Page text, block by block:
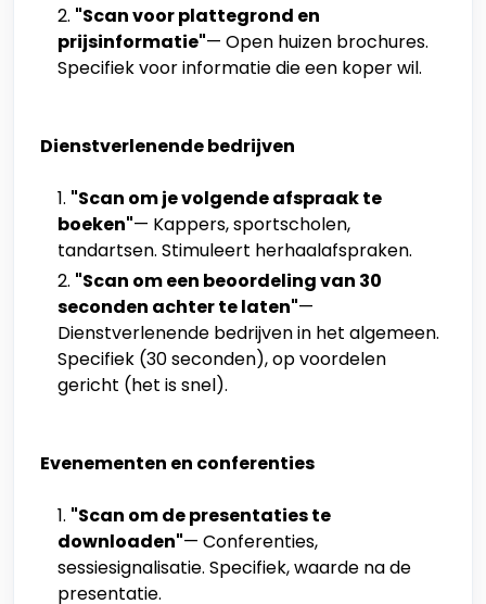
"Scan voor plattegrond en
prijsinformatie"— Open huizen brochures.
Specifiek voor informatie die een koper wil.
Dienstverlenende bedrijven
"Scan om je volgende afspraak te
boeken"— Kappers, sportscholen,
tandartsen. Stimuleert herhaalafspraken.
"Scan om een beoordeling van 30
seconden achter te laten"—
Dienstverlenende bedrijven in het algemeen.
Specifiek (30 seconden), op voordelen
gericht (het is snel).
Evenementen en conferenties
"Scan om de presentaties te
downloaden"— Conferenties,
sessiesignalisatie. Specifiek, waarde na de
presentatie.